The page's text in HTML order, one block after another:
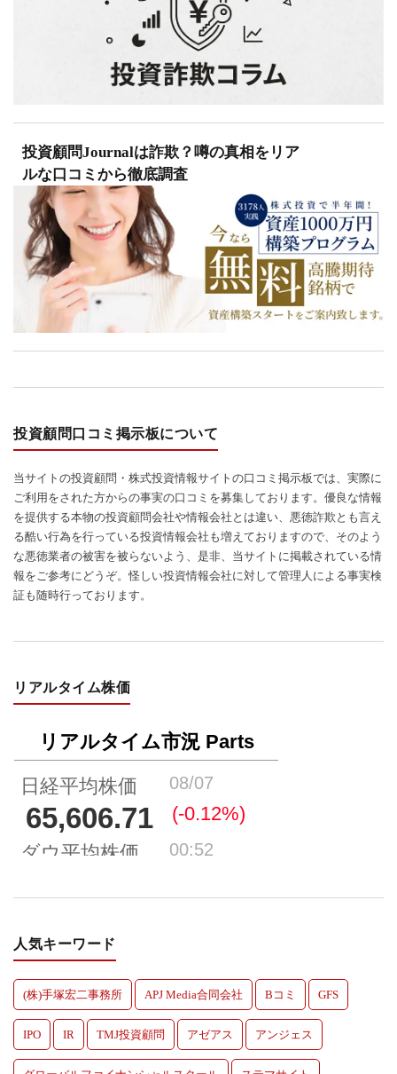
投資顧問Journalは詐欺？噂の真相をリア
ルな口コミから徹底調査
投資顧問口コミ掲示板について
当サイトの投資顧問・株式投資情報サイトの口コミ掲示板では、実際に
ご利用をされた方からの事実の口コミを募集しております。優良な情報
を提供する本物の投資顧問会社や情報会社とは違い、悪徳詐欺とも言え
る酷い行為を行っている投資情報会社も増えておりますので、そのよう
な悪徳業者の被害を被らないよう、是非、当サイトに掲載されている情
報をご参考にどうぞ。怪しい投資情報会社に対して管理人による事実検
証も随時行っております。
リアルタイム株価
人気キーワード
(株)手塚宏二事務所 APJ Media合同会社 Bコミ GFS
IPO IR TMJ投資顧問 アゼアス アンジェス